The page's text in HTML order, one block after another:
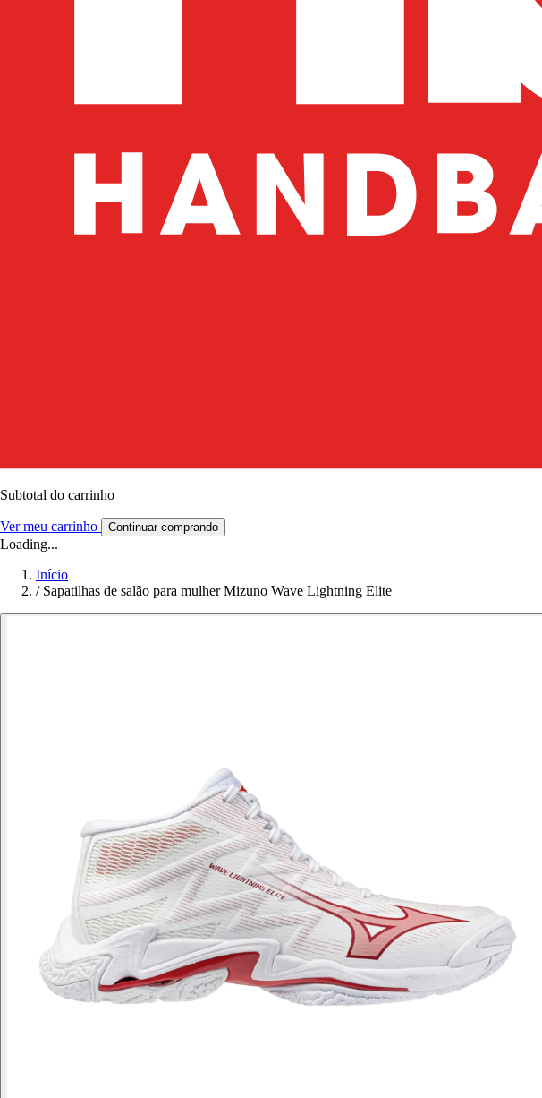
Subtotal do carrinho
Ver meu carrinho Continuar comprando
Loading...
Início
/ Sapatilhas de salão para mulher Mizuno Wave Lightning Elite